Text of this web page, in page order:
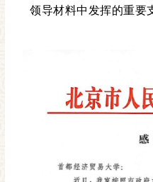
领导材料中发挥的重要